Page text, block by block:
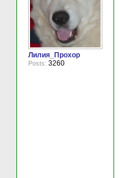
Лилия_Прохор
Posts: 3260